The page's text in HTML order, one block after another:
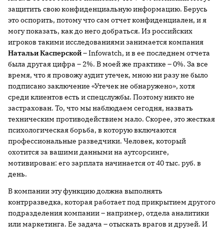
защитить свою конфиденциальную информацию. Берусь
это оспорить, потому что сам отчет конфиденциален, и я
могу показать, как до него добраться. Из российских
игроков такими исследованиями занимается компания
НатальиКасперской– Infowatch, и в ее последнем отчета
была другая цифра – 2%. В моей же практике – 0%. За все
время, что я провожу аудит утечек, мною ни разу не было
подписано заключение «Утечек не обнаружено», хотя
среди клиентов есть и спецслужбы. Поэтому никто не
застрахован. То, что мы наблюдаем сегодня, назвать
техническим противодействием мало. Скорее, это жесткая
психологическая борьба, в которую включаются
профессиональные разведчики. Человек, который
охотится за вашими данными на аутсорсинге,
мотивирован: его зарплата начинается от 40 тыс. руб. в
день.
В компании эту функцию должна выполнять
контрразведка, которая работает под прикрытием другого
подразделения компании – например, отдела аналитики
или маркетинга. Ее задача – отыскать врагов и друзей. И